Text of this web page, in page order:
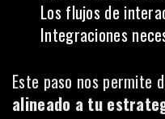
Los flujos de
Integraciones
Este paso nos permite
alineado a tu